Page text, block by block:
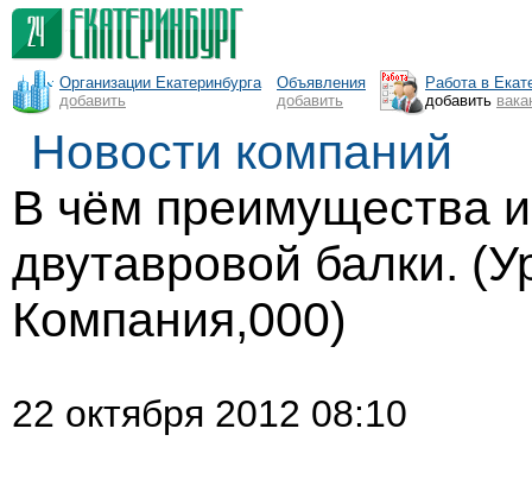
Организации Екатеринбурга
добавить
Объявления
добавить
Работа в
добавить
Новости компаний
В чём преимущества
двутавровой балки.
Компания,000)
22 октября 2012 08:10